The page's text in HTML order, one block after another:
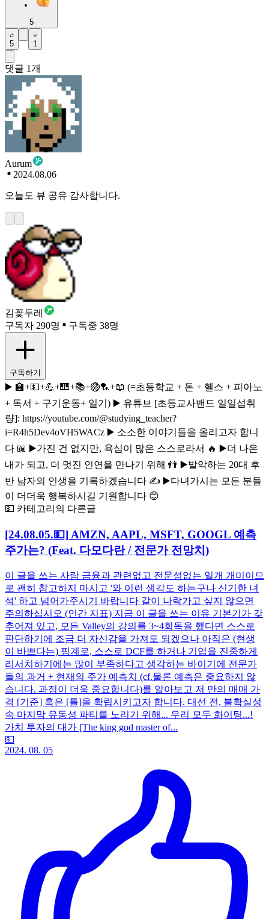
5
5 1
댓글 1개
Aurum
2024.08.06
오늘도 뷰 공유 감사합니다.
김꽃두레
구독자 290명
구독중 38명
구독하기
▶️ 🏫+💵+💪+🎹+📚+🏐🏸+📖 (=초등학교 + 돈 + 헬스 + 피아노
+ 독서 + 구기운동+ 일기) ▶️ 유튜브 [초등교사밴드 일일섭취
량]: https://youtube.com/@studying_teacher?
i=R4h5Dev4oVH5WACz ▶️ 소소한 이야기들을 올리고자 합니
다 📖 ▶️가진 건 없지만, 욕심이 많은 스스로라서 🔥 ▶️더 나은
내가 되고, 더 멋진 인연을 만나기 위해 👬 ▶️발악하는 20대 후
반 남자의 인생을 기록하겠습니다 ✍️ ▶️다녀가시는 모든 분들
이 더더욱 행복하시길 기원합니다 😊
💵 카테고리의 다른글
[24.08.05.💵] AMZN, AAPL, MSFT, GOOGL 예측
주가는? (Feat. 다모다란 / 전문가 전망치)
이 글을 쓰는 사람 금융과 관련없고 전문성없는 일개 개미이므
로 괜히 참고하지 마시고 '와 이런 생각도 하는구나 신기한 녀
석' 하고 넘어가주시기 바랍니다 같이 나락가고 싶지 않으면
주의하십시오 (인간 지표) 지금 이 글을 쓰는 이유 기본기가 갖
추어져 있고, 모든 Valley의 강의를 3~4회독을 했다면 스스로
판단하기에 조금 더 자신감을 가져도 되겠으나 아직은 (현생
이 바쁘다는) 핑계로, 스스로 DCF를 하거나 기업을 진중하게
리서치하기에는 많이 부족하다고 생각하는 바이기에 전문가
들의 과거 + 현재의 주가 예측치 (cf.물론 예측은 중요하지 않
습니다. 과정이 더욱 중요합니다)를 알아보고 저 만의 매매 가
격 [기준] 혹은 [틀]을 확립시키고자 합니다. 대선 전, 불확실성
속 마지막 유동성 파티를 노리기 위해... 우리 모두 화이팅...!
가치 투자의 대가 [The king god master of...
💵
2024. 08. 05